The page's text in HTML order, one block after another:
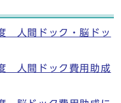
人間ドック・脳ドッ
人間ドック費用助成